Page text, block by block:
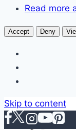
Read more
Accept Deny
Skip to content